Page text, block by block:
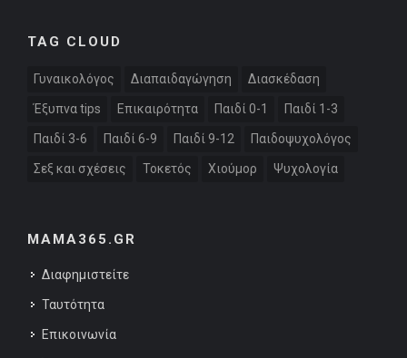
TAG CLOUD
Γυναικολόγος Διαπαιδαγώγηση Διασκέδαση
Έξυπνα tips Επικαιρότητα Παιδί 0-1 Παιδί 1-3
Παιδί 3-6 Παιδί 6-9 Παιδί 9-12 Παιδοψυχολόγος
Σεξ και σχέσεις Τοκετός Χιούμορ Ψυχολογία
MAMA365.GR
Διαφημιστείτε
Ταυτότητα
Επικοινωνία